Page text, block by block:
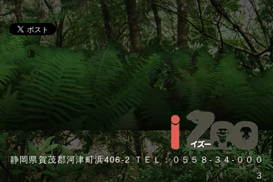
静岡県賀茂郡河津町浜406-2 ＴＥＬ：０５５８-３４-０００
３